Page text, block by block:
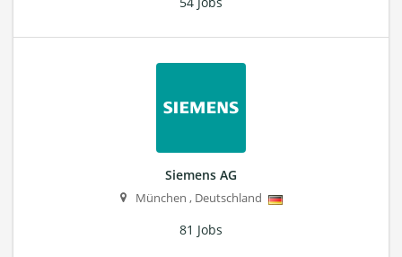
Siemens AG
München , Deutschland
81 Jobs